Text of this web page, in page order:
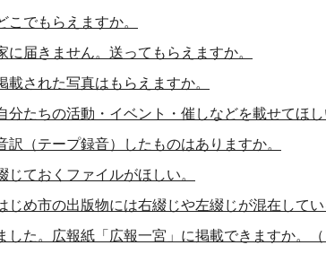
こでもらえますか。
に届きません。送ってもらえますか。
載された写真はもらえますか。
分たちの活動・イベント・催しなどを載せてほし
訳（テープ録音）したものはありますか。
じておくファイルがほしい。
じめ市の出版物には右綴じや左綴じが混在してい
した。広報紙「広報一宮」に掲載できますか。（